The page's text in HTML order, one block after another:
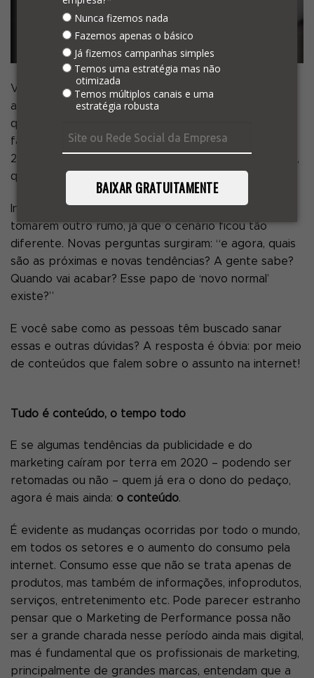
Nunca fizemos nada
Fazemos apenas o básico
Já fizemos campanhas simples
Temos uma estratégia mas não
otimizada
Temos múltiplos canais e uma
estratégia robusta
BAIXAR GRATUITAMENTE
Você já parou pra pensar sobre o plot twist que
aconteceu em todos os mercados esse ano? Pense
que lá em 2019, aconteceram inúmeros eventos
falando sobre as tendências em todas as áreas para
2020 e todos vinham preparados para lidar com elas,
quando de repente: Covid-19! Tudo mudou.
Infinitas estratégias foram pausadas ou obrigadas a
tomarem outro rumo, já que o cenário ficou tão
diferente. Novas perguntas surgiram: “e agora, quais
são as próximas e novas tendências? A gente sabe?
Quando vai acabar? Esse papo de ‘novo normal’
existe?”
E você sabe como as pessoas têm buscado sanar
essas e outras dúvidas? A resposta é óbvia: por meio
de conteúdos que falem sobre o assunto na internet!
Tudo é conteúdo, o tempo todo
E se algumas tendências da publicidade e do
marketing caíram por terra em 2020 – podendo ser
retomadas ou não – quem já era o dono do pedaço,
agora é mais ainda: o conteúdo.
É evidente as mudanças ocorridas por todo o mundo,
em todos os setores e o aumento do consumo pela
internet. Consumo esse que não se trata apenas de
produtos, mas também de informações, infoprodutos,
serviços, entretenimento etc. Pode parecer estranho
pensar que o Marketing de Performance possa não
ser a grande charada nesse período ainda mais digital,
mas é fundamental que os profissionais de marketing,
principalmente de grandes marcas, entendam que a